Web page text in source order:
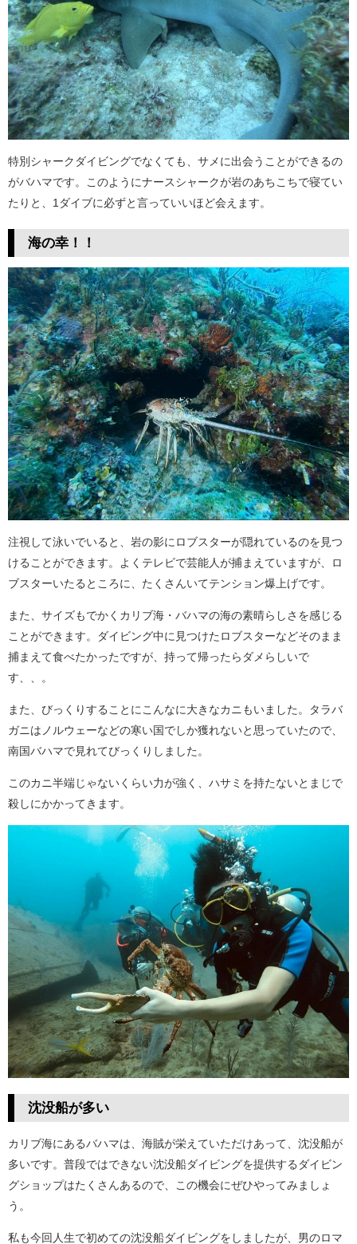
特別シャークダイビングでなくても、サメに出会うことができるの
がバハマです。このようにナースシャークが岩のあちこちで寝てい
たりと、1ダイブに必ずと言っていいほど会えます。
海の幸！！
注視して泳いでいると、岩の影にロブスターが隠れているのを見つ
けることができます。よくテレビで芸能人が捕まえていますが、ロ
ブスターいたるところに、たくさんいてテンション爆上げです。
また、サイズもでかくカリブ海・バハマの海の素晴らしさを感じる
ことができます。ダイビング中に見つけたロブスターなどそのまま
捕まえて食べたかったですが、持って帰ったらダメらしいで
す、、。
また、びっくりすることにこんなに大きなカニもいました。タラバ
ガニはノルウェーなどの寒い国でしか獲れないと思っていたので、
南国バハマで見れてびっくりしました。
このカニ半端じゃないくらい力が強く、ハサミを持たないとまじで
殺しにかかってきます。
沈没船が多い
カリブ海にあるバハマは、海賊が栄えていただけあって、沈没船が
多いです。普段ではできない沈没船ダイビングを提供するダイビン
グショップはたくさんあるので、この機会にぜひやってみましょ
う。
私も今回人生で初めての沈没船ダイビングをしましたが、男のロマ